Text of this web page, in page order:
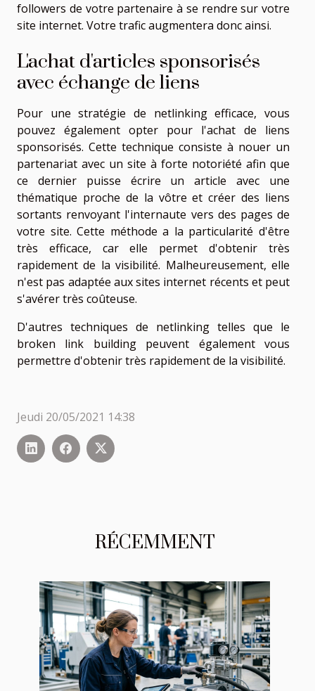
followers de votre partenaire à se rendre sur votre
site internet. Votre trafic augmentera donc ainsi.
L'achat d'articles sponsorisés
avec échange de liens
Pour une stratégie de netlinking efficace, vous
pouvez également opter pour l'achat de liens
sponsorisés. Cette technique consiste à nouer un
partenariat avec un site à forte notoriété afin que
ce dernier puisse écrire un article avec une
thématique proche de la vôtre et créer des liens
sortants renvoyant l'internaute vers des pages de
votre site. Cette méthode a la particularité d'être
très efficace, car elle permet d'obtenir très
rapidement de la visibilité. Malheureusement, elle
n'est pas adaptée aux sites internet récents et peut
s'avérer très coûteuse.
D'autres techniques de netlinking telles que le
broken link building peuvent également vous
permettre d'obtenir très rapidement de la visibilité.
Jeudi 20/05/2021 14:38
RÉCEMMENT